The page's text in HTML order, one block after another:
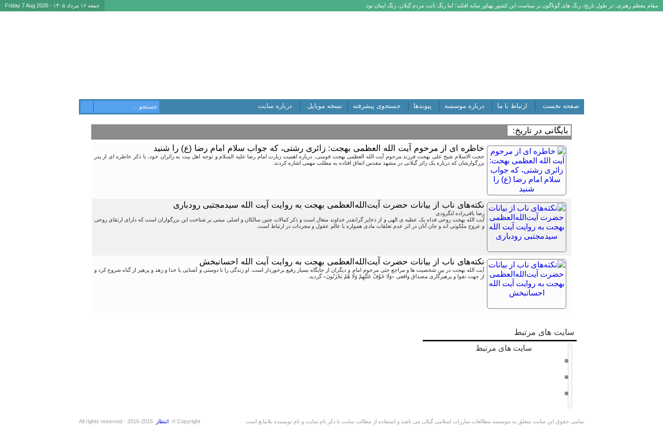
مقام معظم رهبری: در طول تاریخ، رنگ های گوناگون بر سیاست این کشور پهناور سایه افکند؛ اما رنگ ثابت مردم گیلان، رنگ ایمان بود. جمعه ۱۶ مرداد ۱۴۰۵ - Friday 7 Aug 2026
صفحه نخست ارتباط با ما درباره موسسه پیوندها جستجوی پیشرفته نسخه موبایل درباره سایت
بایگانی در تاریخ:
خاطره ای از مرحوم آیت الله العظمی بهجت: زائری رشتی، که جواب سلام امام رضا (ع) را شنید
حجت الاسلام شیخ علی بهجت فرزند مرحوم آیت الله العظمی بهجت فومنی، درباره اهمیت زیارت امام رضا علیه السلام و توجه اهل بیت به زائران خود، با ذکر خاطره ای از پدر
بزرگوارشان که درباره یک زائر گیلانی در مشهد مقدس اتفاق افتاده به مطلب مهمی اشاره کردند:
نکته‌های ناب از بیانات حضرت آیت‌الله‌العظمی بهجت به روایت آیت الله سیدمجتبی رودباری
رضا باقی‌زاده لنگرودی
آیت الله بهجت روحی فداه یک عطیه ی الهی و از ذخایر گرانقدر خداوند متعال است و ذکر کمالات چنین سالکان و اصلی مبتنی بر شناخت این بزرگواران است که دارای ارتقای روحی
و عروج ملکوتی اند و جان آنان در اثر عدم تعلقات مادی همواره با عالم عقول و مجردات در ارتباط است.
نکته‌های ناب از بیانات حضرت آیت‌الله‌العظمی بهجت به روایت آیت الله احسانبخش
آیت الله بهجت در بین شخصیت ها و مراجع حتى مرحوم امام و دیگران از جایگاه بسیار رفیع برخوردار است. او زندگی را با دوستی و آشنایی با خدا و زهد و پرهیز از گناه شروع کرد و
از جهت تقوا و پرهیزگاری مصداق واقعى «وَلَا خَوْفٌ عَلَیْهِمْ وَلَا هُمْ یَحْزَنُونَ» گردید.
سایت های مرتبط
سایت های مرتبط
تمامی حقوق این سایت متعلق به موسسه مطالعات مبارزات اسلامی گیلان می باشد و استفاده از مطالب سایت با ذکر نام سایت و نام نویسنده بلامانع است Copyright © انتظار